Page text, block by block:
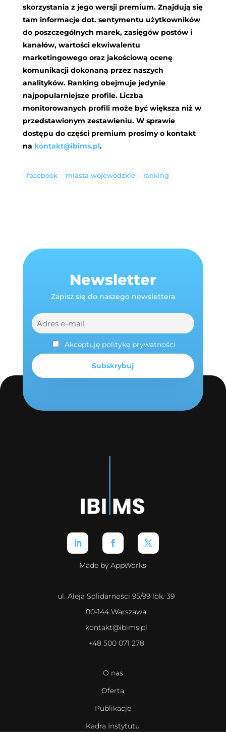
skorzystania z jego wersji premium. Znajdują się
tam informacje dot. sentymentu użytkowników
do poszczególnych marek, zasięgów postów i
kanałów, wartości ekwiwalentu
marketingowego oraz jakościową ocenę
komunikacji dokonaną przez naszych
analityków. Ranking obejmuje jedynie
najpopularniejsze profile. Liczba
monitorowanych profili może być większa niż w
przedstawionym zestawieniu. W sprawie
dostępu do części premium prosimy o kontakt
na kontakt@ibims.pl.
facebook miasta wojewódzkie ranking
Newsletter
Zapisz się do naszego newslettera
Akceptuję politykę prywatności
Made by AppWorks
ul. Aleja Solidarności 95/99 lok. 39
00-144 Warszawa
kontakt@ibims.pl
+48 500 071 278
O nas
Oferta
Publikacje
Kadra Instytutu